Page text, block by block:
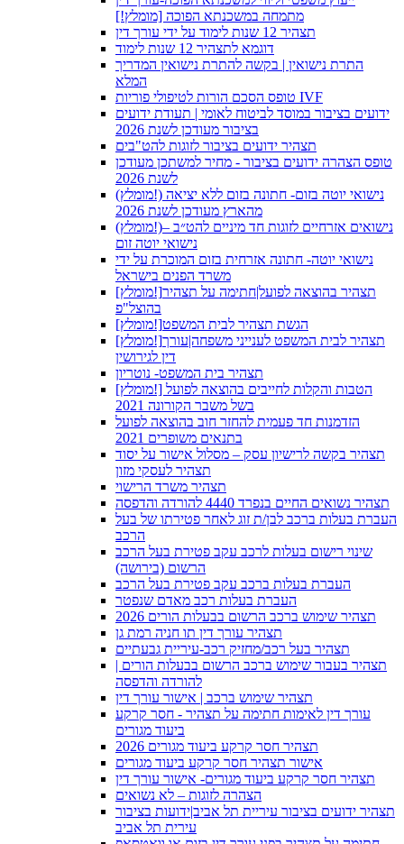
מתמחה במשכנתא הפוכה [מומלץ!]
תצהיר 12 שנות לימוד על ידי עורך דין
דוגמא לתצהיר 12 שנות לימוד
התרת נישואין | בקשה להתרת נישואין המדריך
המלא
טופס הסכם הורות לטיפולי פוריות IVF
ידועים בציבור במוסד לביטוח לאומי | תעודת ידועים
בציבור מעודכן לשנת 2026
תצהיר ידועים בציבור לזוגות להט"בים
טופס הצהרה ידועים בציבור - מחיר למשתכן מעודכן
לשנת 2026
(מומלץ!) נישואי יוטה בזום- חתונה בזום ללא יציאה
מהארץ מעודכן לשנת 2026
(מומלץ!)נישואים אזרחיים לזוגות חד מיניים להט״ב –
נישואי יוטה זום
נישואי יוטה- חתונה אזרחית בזום המוכרת על ידי
משרד הפנים בישראל
[מומלץ!]תצהיר בהוצאה לפועל|חתימה על תצהיר
בהוצל"פ
[מומלץ!]הגשת תצהיר לבית המשפט
[מומלץ!]תצהיר לבית המשפט לענייני משפחה|עורך
דין לגירושין
תצהיר בית המשפט- נוטריון
[מומלץ!] הטבות והקלות לחייבים בהוצאה לפועל
בשל משבר הקורונה 2021
הזדמנות חד פעמית להחזר חוב בהוצאה לפועל
בתנאים משופרים 2021
תצהיר בקשה לרישיון עסק – מסלול אישור על יסוד
תצהיר לעסקי מזון
תצהיר משרד הרישוי
תצהיר נשואים החיים בנפרד 4440 להורדה והדפסה
העברת בעלות ברכב לבן/ת זוג לאחר פטירתו של בעל
הרכב
שינוי רישום בעלות לרכב עקב פטירת בעל הרכב
הרשום (בירושה)
העברת בעלות ברכב עקב פטירת בעל הרכב
העברת בעלות רכב מאדם שנפטר
2026 תצהיר שימוש ברכב הרשום בבעלות הורים
תצהיר עורך דין תו חניה רמת גן
תצהיר בעל רכב/מחזיק רכב-עיריית גבעתיים
תצהיר בעבור שימוש ברכב הרשום בבעלות הורים |
להורדה והדפסה
תצהיר שימוש ברכב | אישור עורך דין
עורך דין לאימות חתימה על תצהיר - חסר קרקע
ביעוד מגורים
תצהיר חסר קרקע ביעוד מגורים 2026
אישור תצהיר חסר קרקע ביעוד מגורים
תצהיר חסר קרקע ביעוד מגורים- אישור עורך דין
הצהרה לזוגות – לא נשואים
תצהיר ידועים בציבור עיריית תל אביב|ידועות בציבור
עירית תל אביב